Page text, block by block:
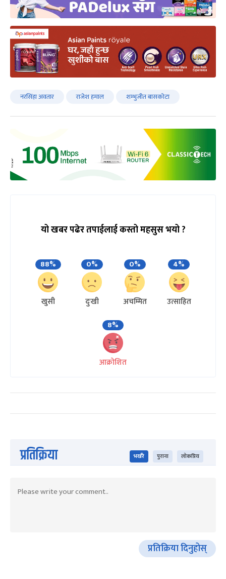
नरसिंहा अवतार राजेश हमाल शम्भुजीत बासकोटा
यो खबर पढेर तपाईलाई कस्तो महसुस भयो ?
88%
खुसी
0%
दुःखी
0%
अचम्मित
4%
उत्साहित
8%
आक्रोशित
प्रतिक्रिया भर्खरै पुराना लोकप्रिय
प्रतिक्रिया दिनुहोस्